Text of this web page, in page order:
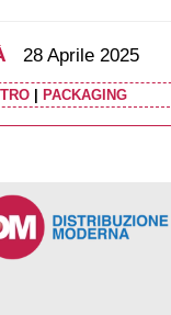
28 Aprile 2025
PACKAGING
Surgital investe